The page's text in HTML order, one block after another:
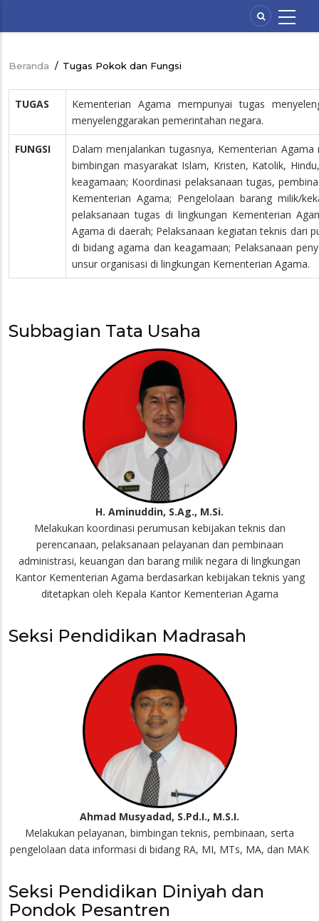
Breadcrumb
Beranda / Tugas Pokok dan Fungsi
TUGAS
Kementerian Agama mempunyai tugas
menyelenggarakan pemerintahan negara.
FUNGSI
Dalam menjalankan tugasnya, Kementerian
bimbingan masyarakat Islam, Kristen, Katolik,
keagamaan; Koordinasi pelaksanaan tugas,
Kementerian Agama; Pengelolaan barang milik/
pelaksanaan tugas di lingkungan Kementerian
Agama di daerah; Pelaksanaan kegiatan teknis dari
di bidang agama dan keagamaan; Pelaksanaan
unsur organisasi di lingkungan Kementerian Agama.
Subbagian Tata Usaha
H. Aminuddin, S.Ag., M.Si.
Melakukan koordinasi perumusan kebijakan teknis dan
perencanaan, pelaksanaan pelayanan dan pembinaan
administrasi, keuangan dan barang milik negara di lingkungan
Kantor Kementerian Agama berdasarkan kebijakan teknis yang
ditetapkan oleh Kepala Kantor Kementerian Agama
Seksi Pendidikan Madrasah
Ahmad Musyadad, S.Pd.I., M.S.I.
Melakukan pelayanan, bimbingan teknis, pembinaan, serta
pengelolaan data informasi di bidang RA, MI, MTs, MA, dan MAK
Seksi Pendidikan Diniyah dan
Pondok Pesantren